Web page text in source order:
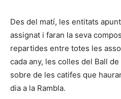
Des del matí, les entitats
assignat i faran la seva
repartides entre totes les
cada any, les colles del Ball
sobre de les catifes que
dia a la Rambla.